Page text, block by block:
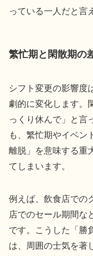
っている一人だと言
繁忙期と閑散期の
シフト変更の影響度
劇的に変化します。
っくり休んで」と言
も、繁忙期やイベン
離脱」を意味する重
てしまいます。
例えば、飲食店での
店でのセール期間な
です。こうした「勝
は、周囲の士気を著